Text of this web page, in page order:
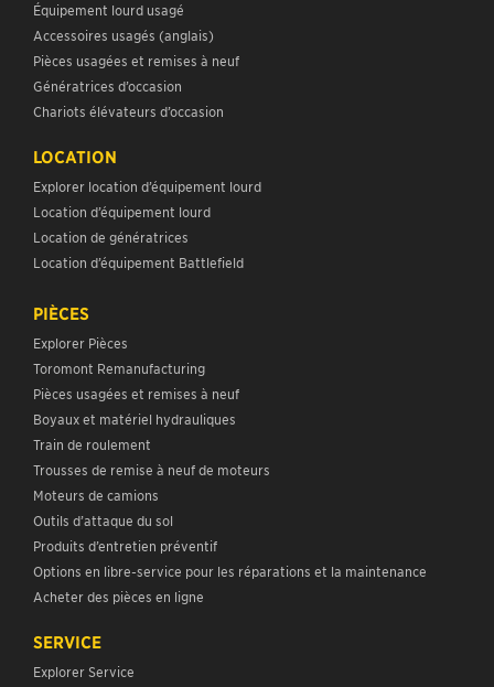
Équipement lourd usagé
Accessoires usagés (anglais)
Pièces usagées et remises à neuf
Génératrices d’occasion
Chariots élévateurs d’occasion
LOCATION
Explorer location d’équipement lourd
Location d’équipement lourd
Location de génératrices
Location d’équipement Battlefield
PIÈCES
Explorer Pièces
Toromont Remanufacturing
Pièces usagées et remises à neuf
Boyaux et matériel hydrauliques
Train de roulement
Trousses de remise à neuf de moteurs
Moteurs de camions
Outils d’attaque du sol
Produits d’entretien préventif
Options en libre-service pour les réparations et la maintenance
Acheter des pièces en ligne
SERVICE
Explorer Service